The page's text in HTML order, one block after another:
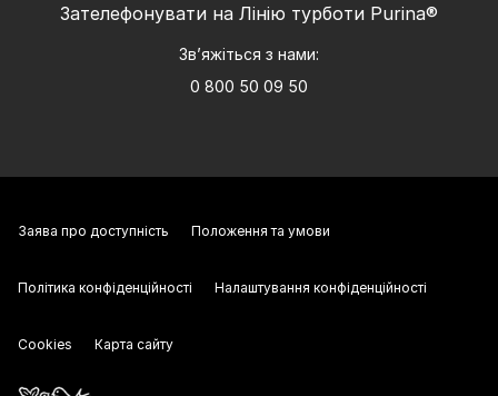
Зателефонувати на Лінію турботи Purina®
Зв’яжіться з нами:
0 800 50 09 50
Заява про доступність Положення та умови
Політика конфіденційності Налаштування конфіденційності
Cookies Карта сайту